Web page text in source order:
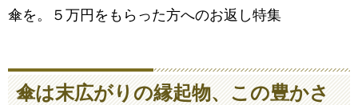
傘を。５万円をもらった方へのお返し特集
傘は末広がりの縁起物、この豊かさ